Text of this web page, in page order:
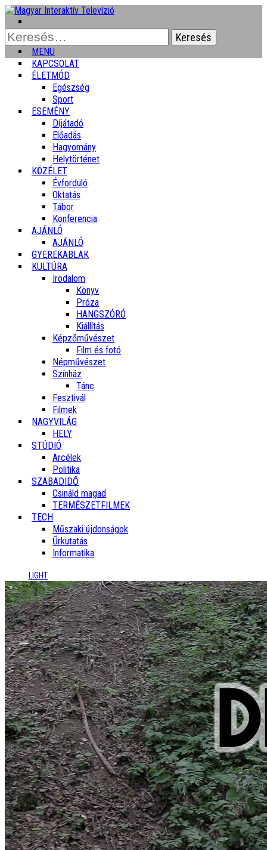
Keresés:
MENU
KAPCSOLAT
ÉLETMÓD
Egészség
Sport
ESEMÉNY
Díjátadó
Előadás
Hagyomány
Helytörténet
KÖZÉLET
Évforduló
Oktatás
Tábor
Konferencia
AJÁNLÓ
AJÁNLÓ
GYEREKABLAK
KULTÚRA
Irodalom
Könyv
Próza
HANGSZÓRÓ
Kiállítás
Képzőművészet
Film és fotó
Népművészet
Színház
Tánc
Fesztivál
Filmek
NAGYVILÁG
HELY
STÚDIÓ
Arcélek
Politika
SZABADIDŐ
Csináld magad
TERMÉSZETFILMEK
TECH
Műszaki újdonságok
Űrkutatás
Informatika
LIGHT